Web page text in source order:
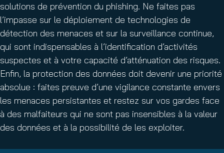
solutions de prévention du phishing. Ne faites pas
l’impasse sur le déploiement de technologies de
détection des menaces et sur la surveillance continue,
qui sont indispensables à l’identification d’activités
suspectes et à votre capacité d’atténuation des risques.
Enfin, la protection des données doit devenir une priorité
absolue : faites preuve d’une vigilance constante envers
les menaces persistantes et restez sur vos gardes face
à des malfaiteurs qui ne sont pas insensibles à la valeur
des données et à la possibilité de les exploiter.